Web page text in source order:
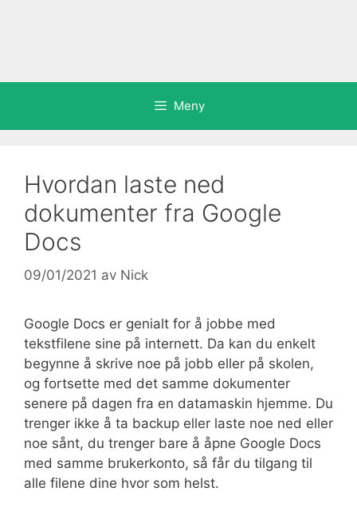
Meny
Hvordan laste ned
dokumenter fra Google
Docs
09/01/2021 av Nick
Google Docs er genialt for å jobbe med
tekstfilene sine på internett. Da kan du enkelt
begynne å skrive noe på jobb eller på skolen,
og fortsette med det samme dokumenter
senere på dagen fra en datamaskin hjemme. Du
trenger ikke å ta backup eller laste noe ned eller
noe sånt, du trenger bare å åpne Google Docs
med samme brukerkonto, så får du tilgang til
alle filene dine hvor som helst.